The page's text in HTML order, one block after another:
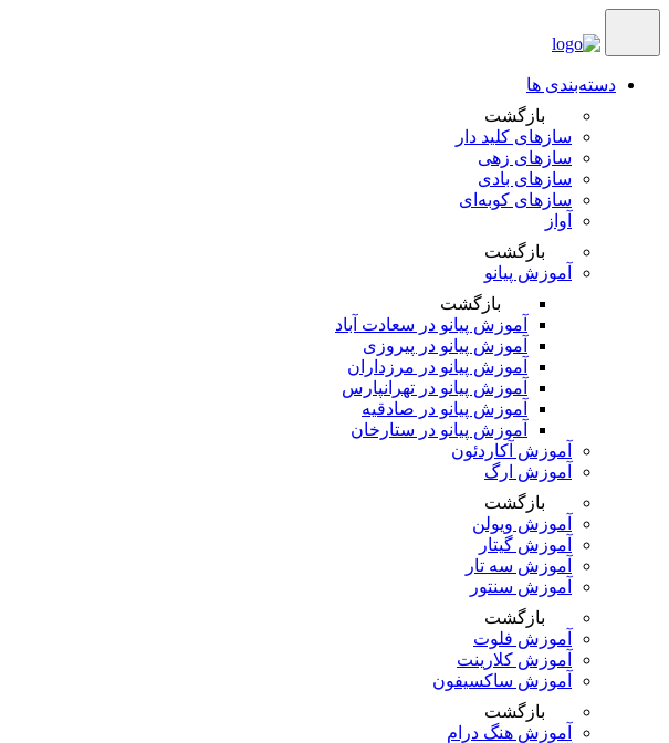
دسته‌بندی ها
بازگشت
سازهای کلید دار
سازهای زهی
سازهای بادی
سازهای کوبه‌‎ای
آواز
بازگشت
آموزش پیانو
بازگشت
آموزش پیانو در سعادت آباد
آموزش پیانو در پیروزی
آموزش پیانو در مرزداران
آموزش پیانو در تهرانپارس
آموزش پیانو در صادقیه
آموزش پیانو در ستارخان
آموزش آکاردئون
آموزش ارگ
بازگشت
آموزش ویولن
آموزش گیتار
آموزش سه تار
آموزش سنتور
بازگشت
آموزش فلوت
آموزش کلارینت
آموزش ساکسیفون
بازگشت
آموزش هنگ درام